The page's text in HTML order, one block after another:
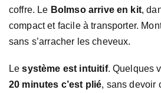
coffre. Le Bolmso arrive en kit,
compact et facile à transporter.
sans s’arracher les cheveux.
Lesystème est intuitif. Quelques
20 minutes c’est plié, sans devoir